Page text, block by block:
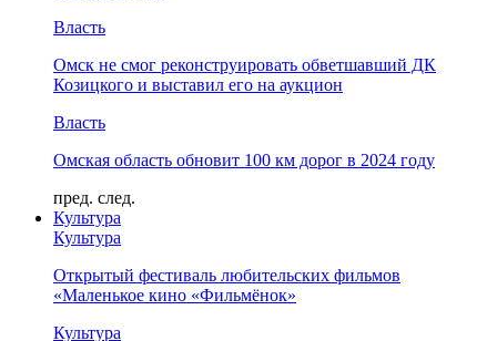
Власть
Омск не смог реконструировать обветшавший ДК
Козицкого и выставил его на аукцион
Власть
Омская область обновит 100 км дорог в 2024 году
пред. след.
Культура
Культура
Открытый фестиваль любительских фильмов
«Маленькое кино «Фильмёнок»
Культура